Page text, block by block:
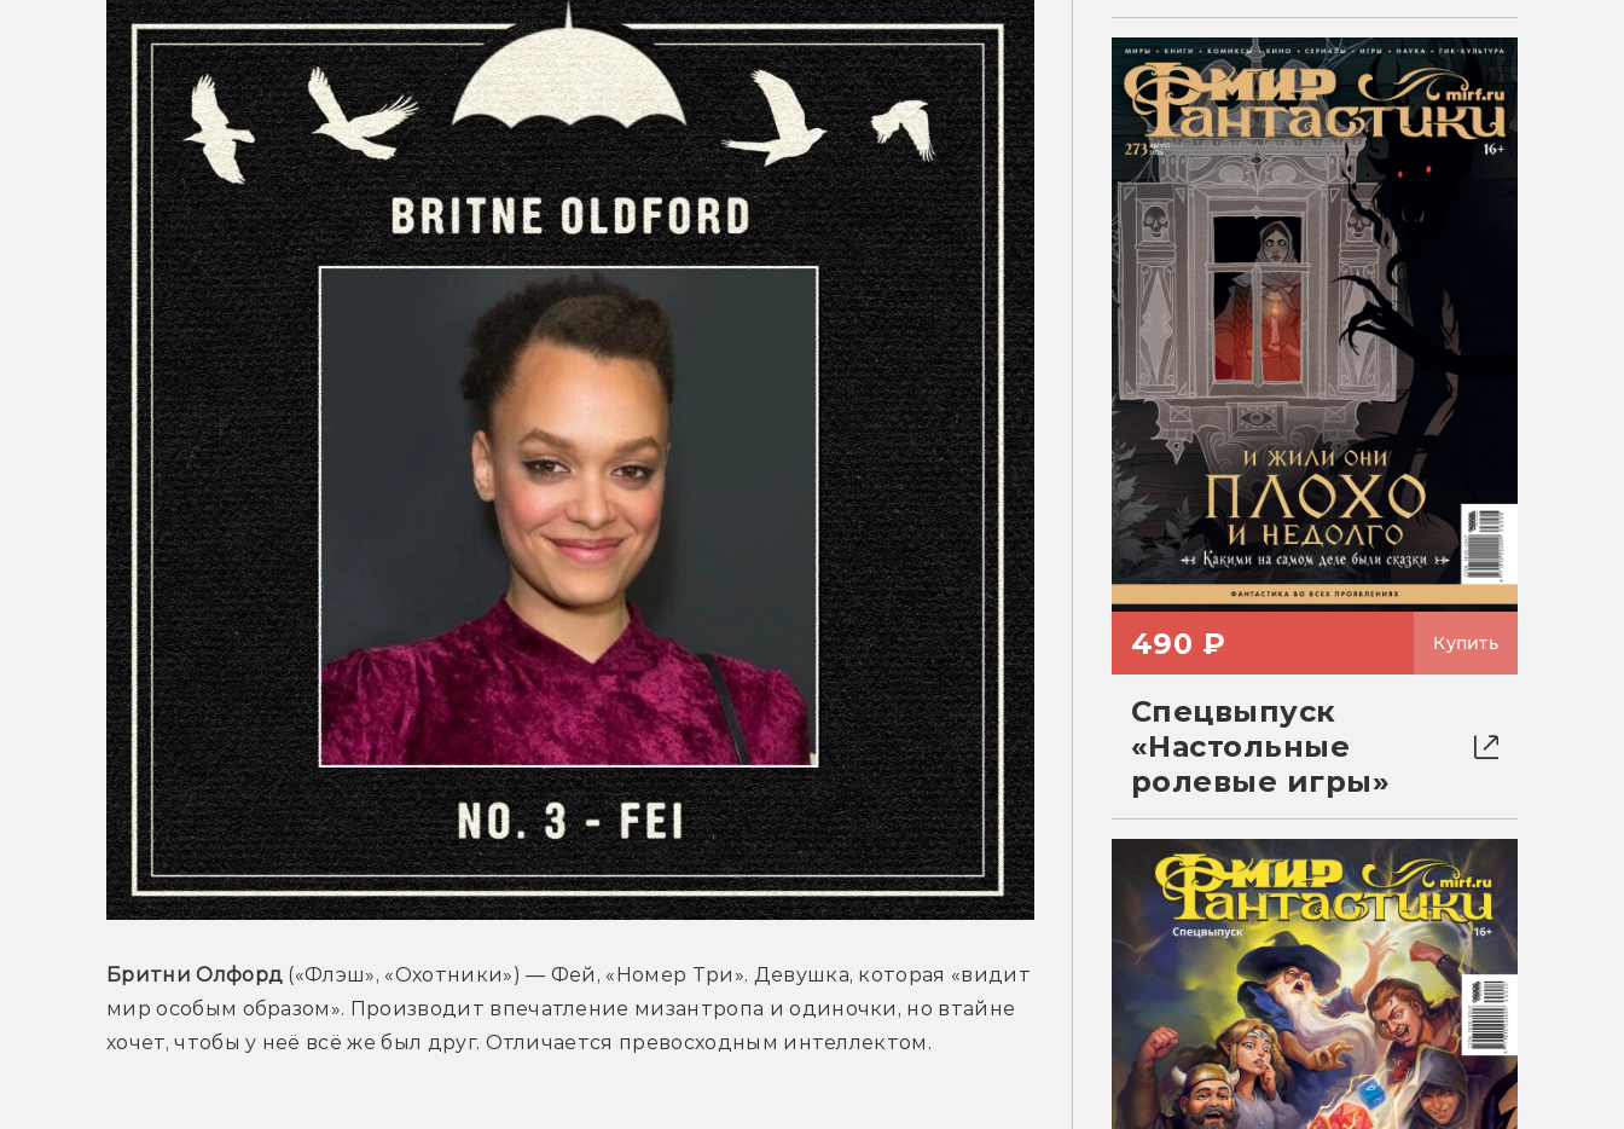
Бритни Олфорд («Флэш», «Охотники») — Фей, «Номер Три». Девушка, которая «видит
мир особым образом». Производит впечатление мизантропа и одиночки, но втайне
хочет, чтобы у неё всё же был друг. Отличается превосходным интеллектом.
490 ₽ Купить
Спецвыпуск
«Настольные
ролевые игры»